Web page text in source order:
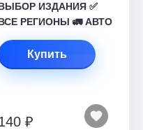
ИЗДАНИЯ ✅
РЕГИОНЫ 🚛 АВТО
Купить
₽